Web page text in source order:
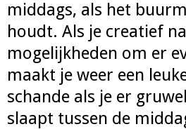
middags, als het
houdt. Als je creatief
mogelijkheden om er
maakt je weer een
schande als je er
slaapt tussen de